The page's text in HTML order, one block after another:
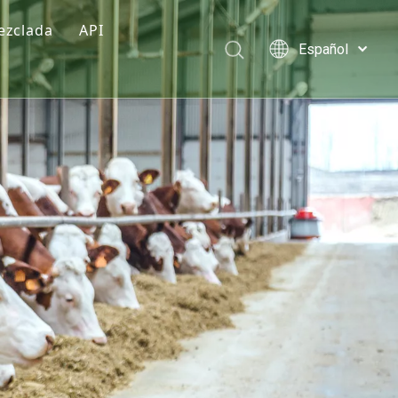
premezclada
premezclados
API
Español
Türk dili
Polski
Italiano
Deutsch
Português
Pусский
Français
العربية